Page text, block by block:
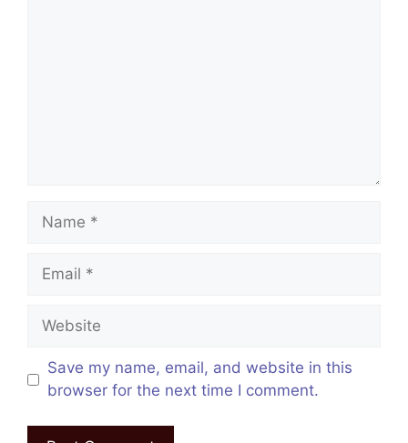
Name
Email
Website
Save my name, email, and website in this
browser for the next time I comment.